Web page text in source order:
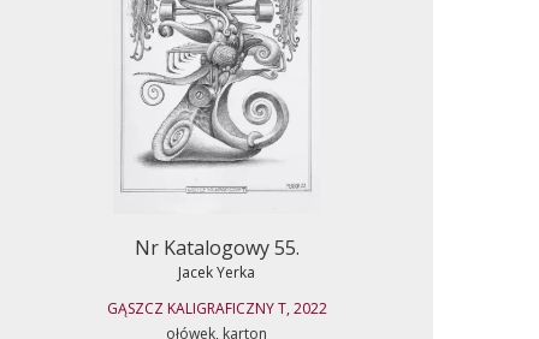
Nr Katalogowy 55.
Jacek Yerka
GĄSZCZ KALIGRAFICZNY T, 2022
ołówek, karton